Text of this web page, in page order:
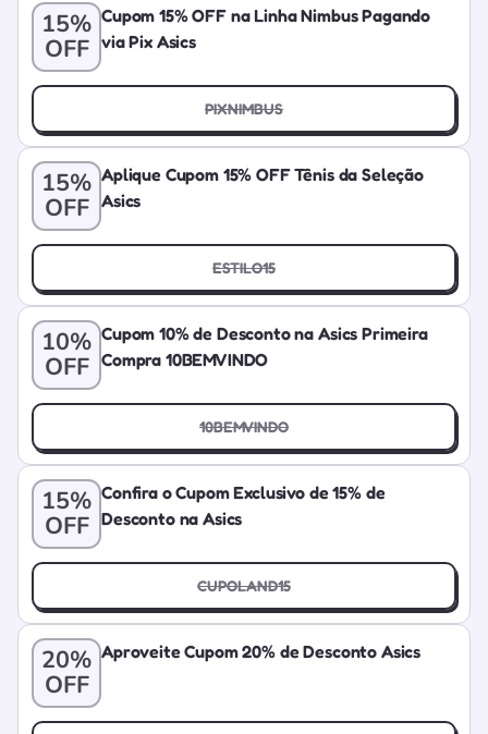
15%
OFF
Cupom 15% OFF na Linha Nimbus Pagando
via Pix Asics
PIXNIMBUS
15%
OFF
Aplique Cupom 15% OFF Tênis da Seleção
Asics
ESTILO15
10%
OFF
Cupom 10% de Desconto na Asics Primeira
Compra 10BEMVINDO
10BEMVINDO
15%
OFF
Confira o Cupom Exclusivo de 15% de
Desconto na Asics
CUPOLAND15
20%
OFF
Aproveite Cupom 20% de Desconto Asics